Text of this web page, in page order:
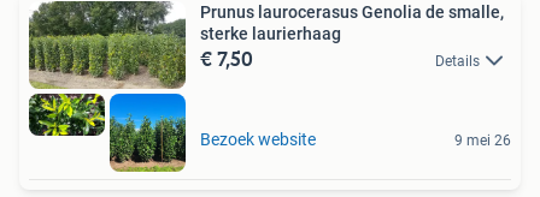
Prunus laurocerasus Genolia de smalle,
sterke laurierhaag
€ 7,50 Details
Bezoek website 9 mei 26